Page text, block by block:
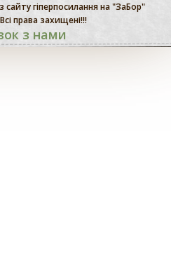
сайту гіперпосилання на "ЗаБор"
права захищені!!!
з нами